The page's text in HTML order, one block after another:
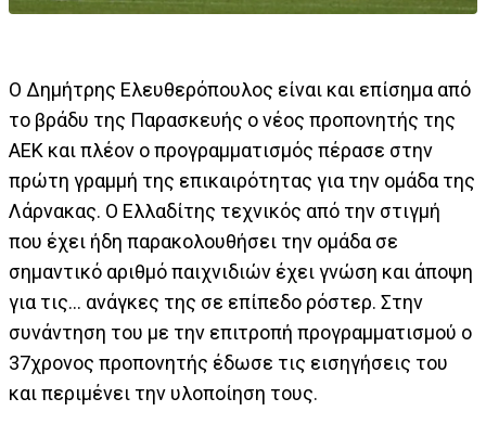
Ο Δημήτρης Ελευθερόπουλος είναι και επίσημα από
το βράδυ της Παρασκευής ο νέος προπονητής της
ΑΕΚ και πλέον ο προγραμματισμός πέρασε στην
πρώτη γραμμή της επικαιρότητας για την ομάδα της
Λάρνακας. Ο Ελλαδίτης τεχνικός από την στιγμή
που έχει ήδη παρακολουθήσει την ομάδα σε
σημαντικό αριθμό παιχνιδιών έχει γνώση και άποψη
για τις... ανάγκες της σε επίπεδο ρόστερ. Στην
συνάντηση του με την επιτροπή προγραμματισμού ο
37χρονος προπονητής έδωσε τις εισηγήσεις του
και περιμένει την υλοποίηση τους.